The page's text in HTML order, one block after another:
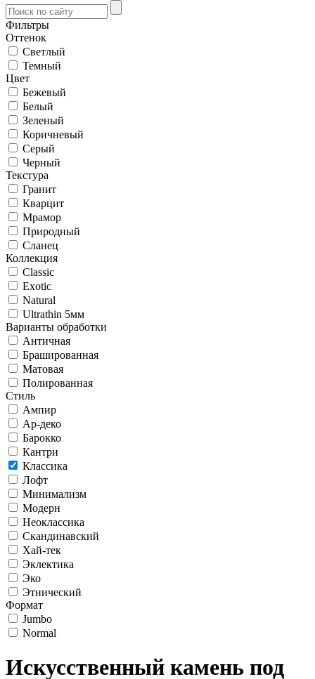
Фильтры
Оттенок
Светлый
Темный
Цвет
Бежевый
Белый
Зеленый
Коричневый
Серый
Черный
Текстура
Гранит
Кварцит
Мрамор
Природный
Сланец
Коллекция
Classic
Exotic
Natural
Ultrathin 5мм
Варианты обработки
Античная
Брашированная
Матовая
Полированная
Стиль
Ампир
Ар-деко
Барокко
Кантри
Классика
Лофт
Минимализм
Модерн
Неоклассика
Скандинавский
Хай-тек
Эклектика
Эко
Этнический
Формат
Jumbo
Normal
Искусственный камень под